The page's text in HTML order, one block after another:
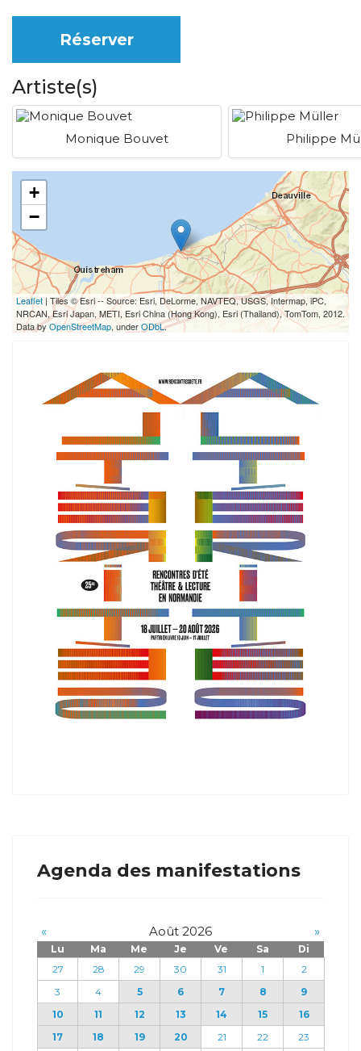
Réserver
Artiste(s)
Monique Bouvet Philippe
+
−
Leaflet | Tiles © Esri -- Source: Esri, DeLorme, NAVTEQ, USGS, Intermap, iPC,
NRCAN, Esri Japan, METI, Esri China (Hong Kong), Esri (Thailand), TomTom, 2012.
Data byOpenStreetMap, underODbL.
Agenda des manifestations
« Août 2026 »
Lu Ma Me Je Ve Sa
Di
27
28 29 30 31 1
2
3
4 5 6 7 8
9
10
11 12 13 14 15
16
17
18 19 20 21 22
23